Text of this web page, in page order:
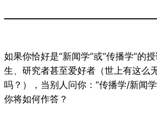
如果你恰好是“新闻学”或“传播学”的
生、研究者甚至爱好者（世上有这么
吗？），当别人问你：“传播学/新闻
你将如何作答？